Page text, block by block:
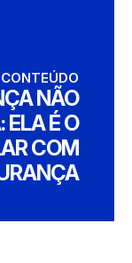
NÃO
ELA É O
COM